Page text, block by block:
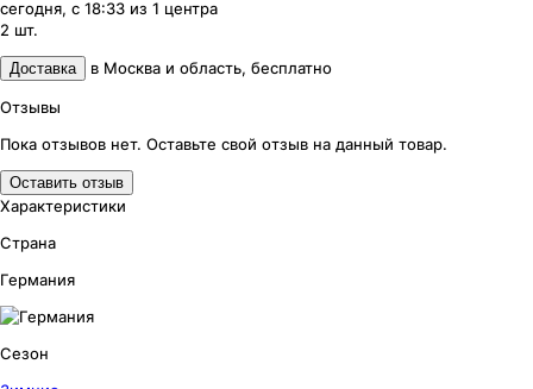
сегодня, с 18:33 из 1 центра
2 шт.
Доставка в Москва и область, бесплатно
Отзывы
Пока отзывов нет. Оставьте свой отзыв на данный товар.
Оставить отзыв
Характеристики
Страна
Германия
Сезон